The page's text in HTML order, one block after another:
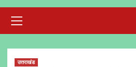
Menu
उत्तराखंड